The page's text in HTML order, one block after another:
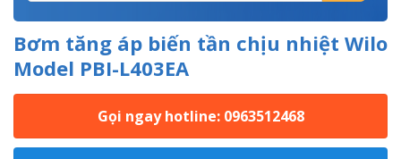
Bơm tăng áp biến tần chịu nhiệt Wilo
Model PBI-L403EA
Gọi ngay hotline: 0963512468